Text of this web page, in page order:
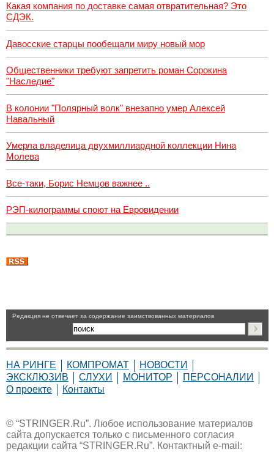
Какая компания по доставке самая отвратительная? Это
СДЭК.
Давосские старцы пообещали миру новый мор
Общественники требуют запретить роман Сорокина
"Наследие"
В колонии "Полярный волк" внезапно умер Алексей
Навальный
Умерла владелица двухмиллиардной коллекции Нина
Молева
Все-таки, Борис Немцов важнее ..
РЭП-килограммы споют на Евровидении
Pедакция не отвечает за содержание заимствованных материалов
НА РИНГЕ КОМПРОМАТ
НОВОСТИ
ЭКСКЛЮЗИВ
СЛУХИ МОНИТОР
ПЕРСОНАЛИИ
О проекте
Контакты
© “STRINGER.Ru”. Любое использование материалов
сайта допускается только с письменного согласия
редакции сайта “STRINGER.Ru”. Контактный e-mail: